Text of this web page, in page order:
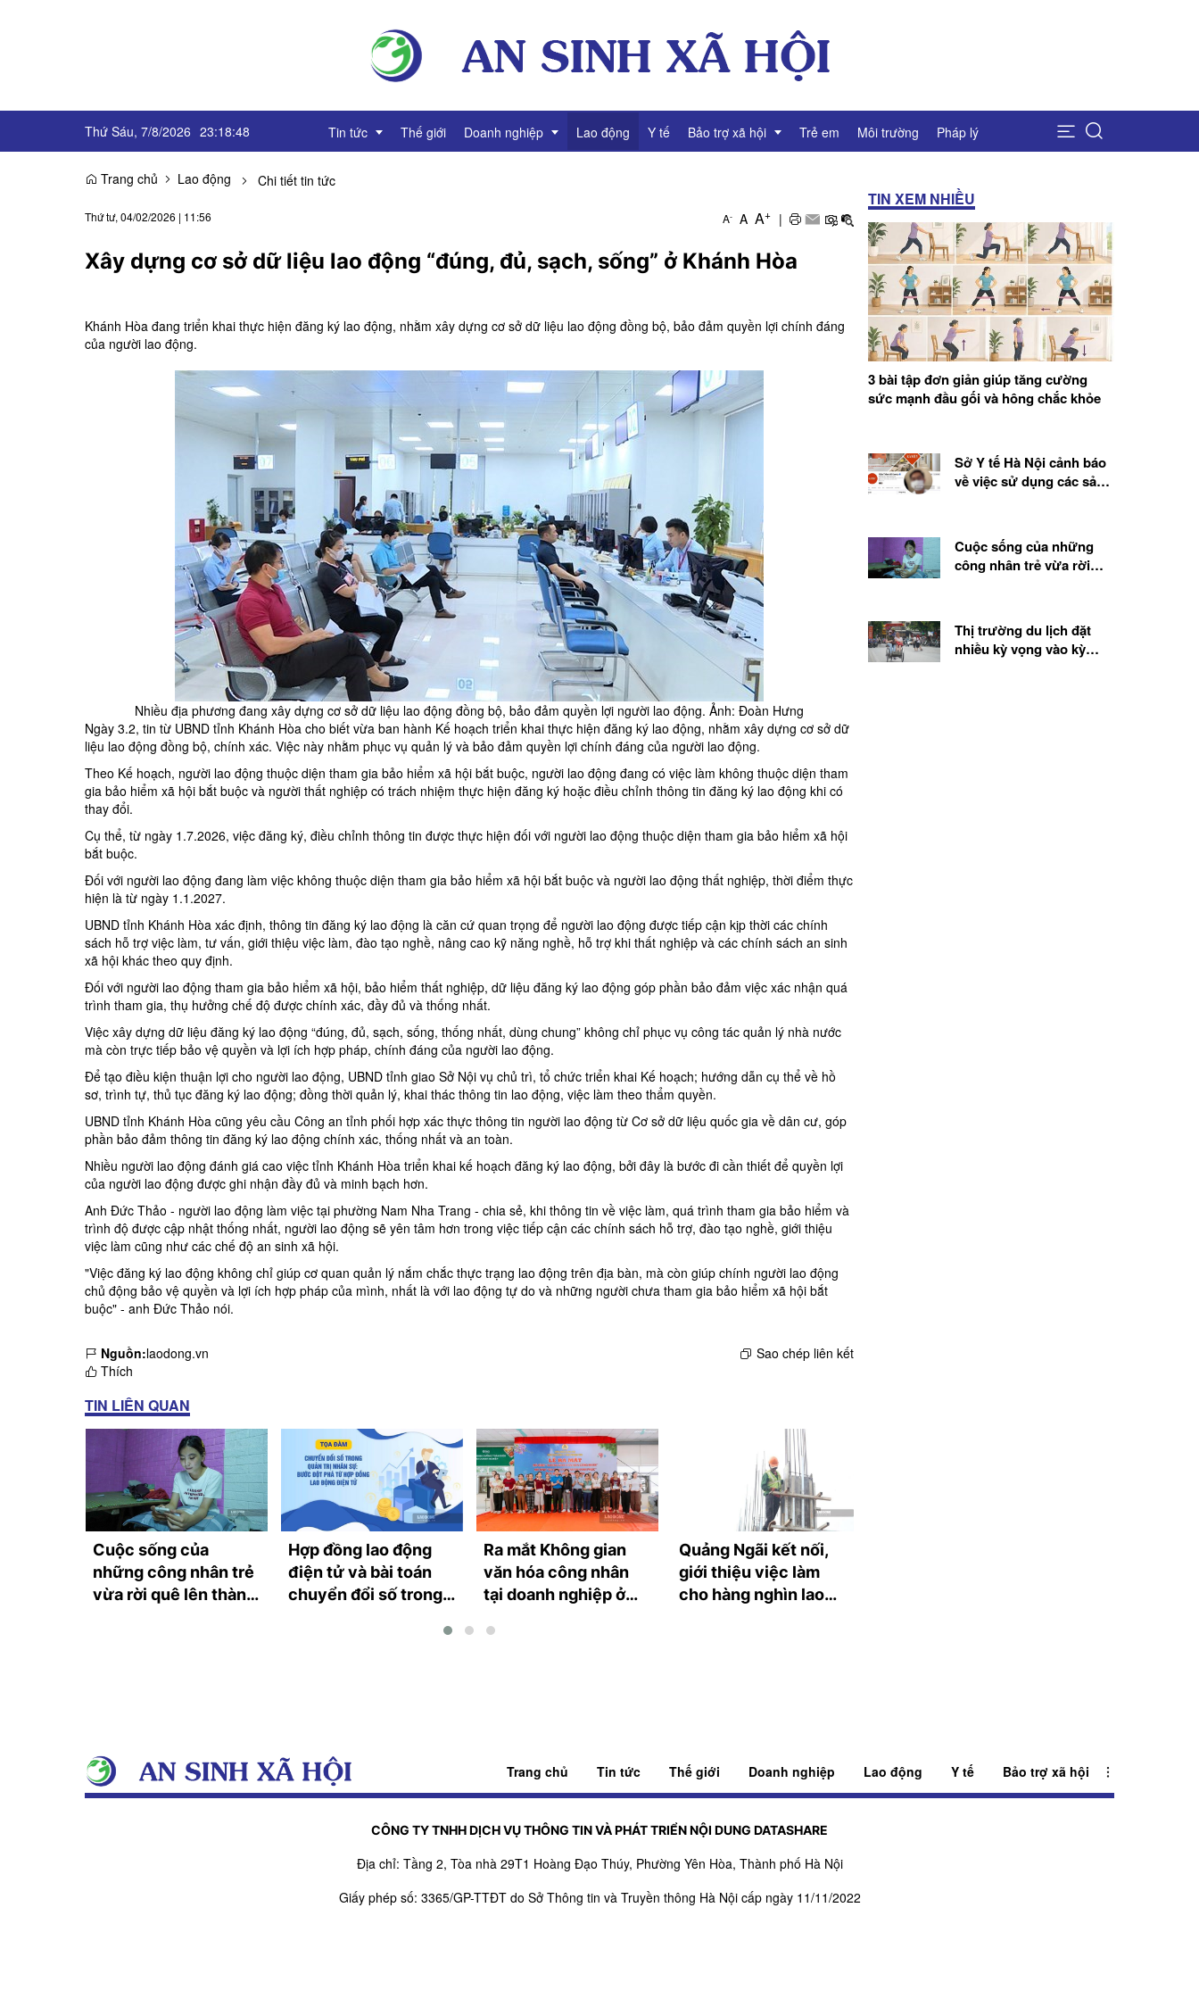
Thứ Sáu, 7/8/2026 23:18:49 Tin tức
Sự kiện
Góc báo chí
Thế giới Doanh nghiệp
Tài chính Doanh nghiệp
Video Doanh nghiệp
Lao động Y tế Bảo trợ xã hội
Giảm nghèo
Bình đẳng giới
Trẻ em Môi trường Pháp lý
Trang chủ Lao động Chi tiết tin tức
Thứ tư, 04/02/2026 | 11:56 A- A A+ |
Xây dựng cơ sở dữ liệu lao động “đúng, đủ, sạch, sống” ở Khánh Hòa
Khánh Hòa đang triển khai thực hiện đăng ký lao động, nhằm xây dựng cơ sở dữ liệu lao động đồng bộ, bảo đảm quyền lợi chính đáng
của người lao động.
Nhiều địa phương đang xây dựng cơ sở dữ liệu lao động đồng bộ, bảo đảm quyền lợi người lao động. Ảnh: Đoàn Hưng
Ngày 3.2, tin từ UBND tỉnh Khánh Hòa cho biết vừa ban hành Kế hoạch triển khai thực hiện đăng ký lao động, nhằm xây dựng cơ sở dữ
liệu lao động đồng bộ, chính xác. Việc này nhằm phục vụ quản lý và bảo đảm quyền lợi chính đáng của người lao động.
Theo Kế hoạch, người lao động thuộc diện tham gia bảo hiểm xã hội bắt buộc, người lao động đang có việc làm không thuộc diện tham
gia bảo hiểm xã hội bắt buộc và người thất nghiệp có trách nhiệm thực hiện đăng ký hoặc điều chỉnh thông tin đăng ký lao động khi có
thay đổi.
Cụ thể, từ ngày 1.7.2026, việc đăng ký, điều chỉnh thông tin được thực hiện đối với người lao động thuộc diện tham gia bảo hiểm xã hội
bắt buộc.
Đối với người lao động đang làm việc không thuộc diện tham gia bảo hiểm xã hội bắt buộc và người lao động thất nghiệp, thời điểm thực
hiện là từ ngày 1.1.2027.
UBND tỉnh Khánh Hòa xác định, thông tin đăng ký lao động là căn cứ quan trọng để người lao động được tiếp cận kịp thời các chính
sách hỗ trợ việc làm, tư vấn, giới thiệu việc làm, đào tạo nghề, nâng cao kỹ năng nghề, hỗ trợ khi thất nghiệp và các chính sách an sinh
xã hội khác theo quy định.
Đối với người lao động tham gia bảo hiểm xã hội, bảo hiểm thất nghiệp, dữ liệu đăng ký lao động góp phần bảo đảm việc xác nhận quá
trình tham gia, thụ hưởng chế độ được chính xác, đầy đủ và thống nhất.
Việc xây dựng dữ liệu đăng ký lao động “đúng, đủ, sạch, sống, thống nhất, dùng chung” không chỉ phục vụ công tác quản lý nhà nước
mà còn trực tiếp bảo vệ quyền và lợi ích hợp pháp, chính đáng của người lao động.
Để tạo điều kiện thuận lợi cho người lao động, UBND tỉnh giao Sở Nội vụ chủ trì, tổ chức triển khai Kế hoạch; hướng dẫn cụ thể về hồ
sơ, trình tự, thủ tục đăng ký lao động; đồng thời quản lý, khai thác thông tin lao động, việc làm theo thẩm quyền.
UBND tỉnh Khánh Hòa cũng yêu cầu Công an tỉnh phối hợp xác thực thông tin người lao động từ Cơ sở dữ liệu quốc gia về dân cư, góp
phần bảo đảm thông tin đăng ký lao động chính xác, thống nhất và an toàn.
Nhiều người lao động đánh giá cao việc tỉnh Khánh Hòa triển khai kế hoạch đăng ký lao động, bởi đây là bước đi cần thiết để quyền lợi
của người lao động được ghi nhận đầy đủ và minh bạch hơn.
Anh Đức Thảo - người lao động làm việc tại phường Nam Nha Trang - chia sẻ, khi thông tin về việc làm, quá trình tham gia bảo hiểm và
trình độ được cập nhật thống nhất, người lao động sẽ yên tâm hơn trong việc tiếp cận các chính sách hỗ trợ, đào tạo nghề, giới thiệu
việc làm cũng như các chế độ an sinh xã hội.
"Việc đăng ký lao động không chỉ giúp cơ quan quản lý nắm chắc thực trạng lao động trên địa bàn, mà còn giúp chính người lao động
chủ động bảo vệ quyền và lợi ích hợp pháp của mình, nhất là với lao động tự do và những người chưa tham gia bảo hiểm xã hội bắt
buộc" - anh Đức Thảo nói.
Nguồn:laodong.vn
Sao chép liên kết
Thích
TIN LIÊN QUAN
Cuộc sống của
những công nhân trẻ
vừa rời quê lên thành
Hợp đồng lao động
điện tử và bài toán
chuyển đổi số trong
Ra mắt Không gian
văn hóa công nhân
tại doanh nghiệp ở
Quảng Ngãi kết nối,
giới thiệu việc làm
cho hàng nghìn lao
TIN XEM NHIỀU
3 bài tập đơn giản giúp tăng cường
sức mạnh đầu gối và hông chắc khỏe
Sở Y tế Hà Nội cảnh báo
về việc sử dụng các sản
Cuộc sống của những
công nhân trẻ vừa rời
Thị trường du lịch đặt
nhiều kỳ vọng vào kỳ
Trang chủ Tin tức Thế giới Doanh nghiệp Lao động Y tế Bảo trợ xã hội
CÔNG TY TNHH DỊCH VỤ THÔNG TIN VÀ PHÁT TRIỂN NỘI DUNG DATASHARE
Địa chỉ: Tầng 2, Tòa nhà 29T1 Hoàng Đạo Thúy, Phường Yên Hòa, Thành phố Hà Nội
Giấy phép số: 3365/GP-TTĐT do Sở Thông tin và Truyền thông Hà Nội cấp ngày 11/11/2022